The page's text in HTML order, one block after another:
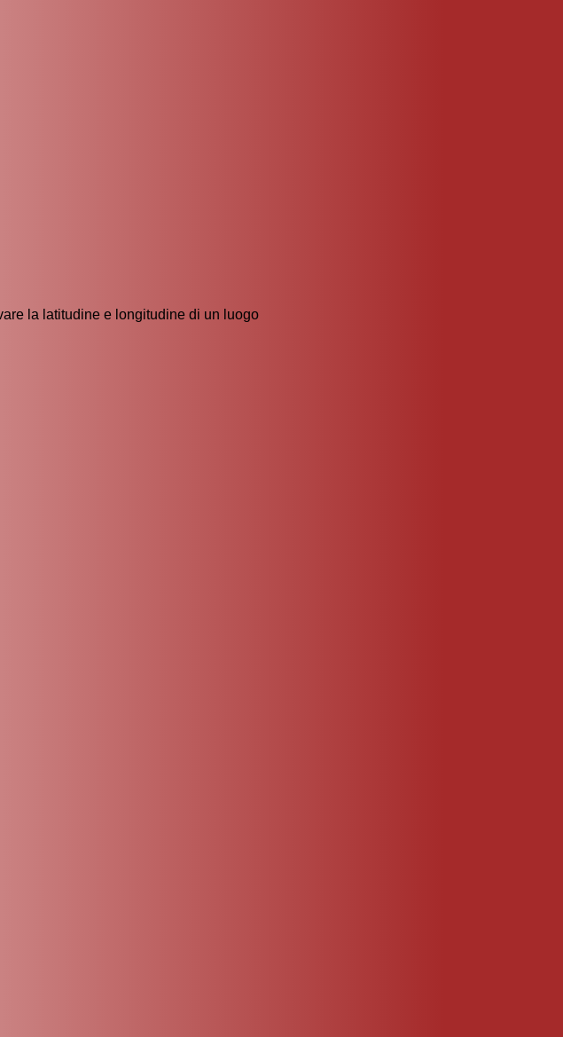
la latitudine e longitudine di un luogo